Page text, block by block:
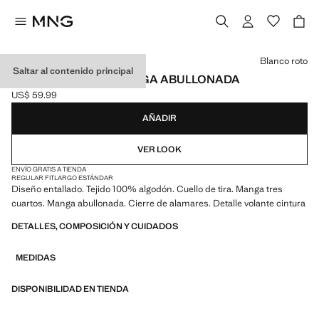
Saltar al contenido principal
BLUSA BORDADA MANGA ABULLONADA
Precio actual [US$ 59.99 ]
US$ 59.99
Selecciona un color
Blanco roto
AÑADIR
VER LOOK
ENVÍO GRATIS A TIENDA
REGULAR FITLARGO ESTÁNDAR
Diseño entallado. Tejido 100% algodón. Cuello de tira. Manga tres
cuartos. Manga abullonada. Cierre de alamares. Detalle volante cintura
DETALLES, COMPOSICIÓN Y CUIDADOS
MEDIDAS
DISPONIBILIDAD EN TIENDA